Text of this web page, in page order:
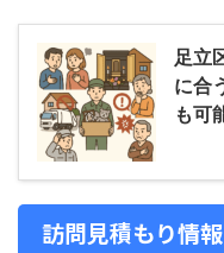
足立
に合
も可
訪問見積もり情報